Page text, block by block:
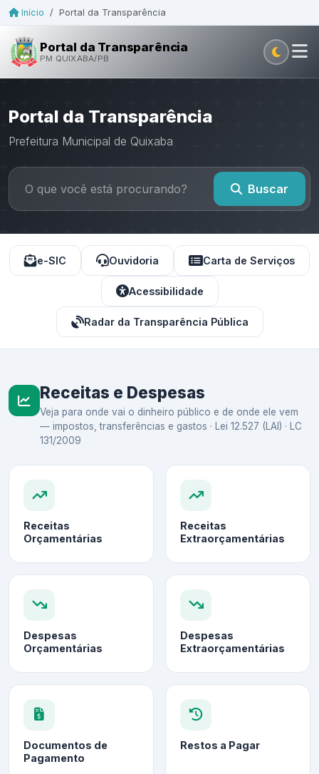
Início / Portal da Transparência
Portal da Transparência
PM QUIXABA/PB
Portal da Transparência
Prefeitura Municipal de Quixaba
Buscar
e-SIC Ouvidoria Carta de Serviços
Acessibilidade
Radar da Transparência Pública
Receitas e Despesas
Veja para onde vai o dinheiro público e de onde ele vem
— impostos, transferências e gastos · Lei 12.527 (LAI) · LC
131/2009
Receitas
Orçamentárias
Receitas
Extraorçamentárias
Despesas
Orçamentárias
Despesas
Extraorçamentárias
Documentos de
Pagamento
Restos a Pagar